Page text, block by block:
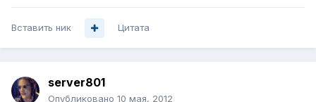
Вставить ник Цитата
server801
Опубликовано 10 мая, 2012